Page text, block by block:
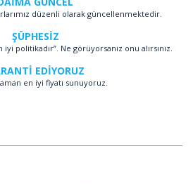
düzenli olarak güncellenmektedir.
ŞÜPHESİZ
politikadır”. Ne görüyorsanız onu alırsınız.
EDİYORUZ
en iyi fiyatı sunuyoruz.